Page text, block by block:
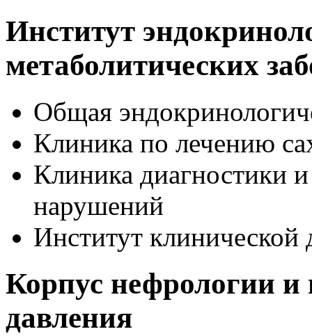
Институт
метаболитических
Общая
Клиника по лечению
Клиника диагностики
нарушений
Институт клинической
Корпус нефрологии
давления